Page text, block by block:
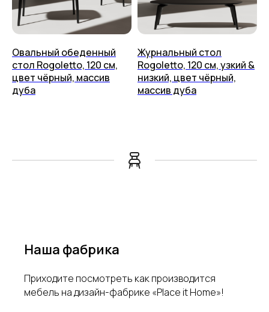
Овальный обеденный
стол Rogoletto, 120 см,
цвет чёрный, массив
дуба
Журнальный стол
Rogoletto, 120 см, узкий &
низкий, цвет чёрный,
массив дуба
Наша фабрика
Приходите посмотреть как производится
мебель на дизайн-фабрике «Place it Home»!